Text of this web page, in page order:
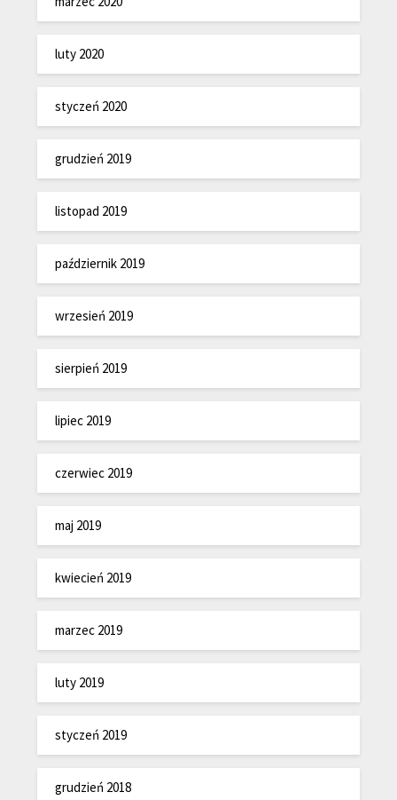
luty 2020
styczeń 2020
grudzień 2019
listopad 2019
październik 2019
wrzesień 2019
sierpień 2019
lipiec 2019
czerwiec 2019
maj 2019
kwiecień 2019
marzec 2019
luty 2019
styczeń 2019
grudzień 2018